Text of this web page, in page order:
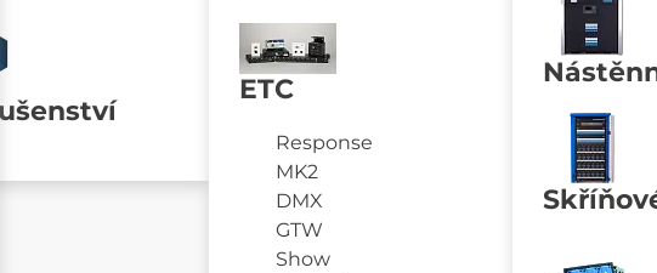
ETC
Response
MK2
DMX
GTW
Show